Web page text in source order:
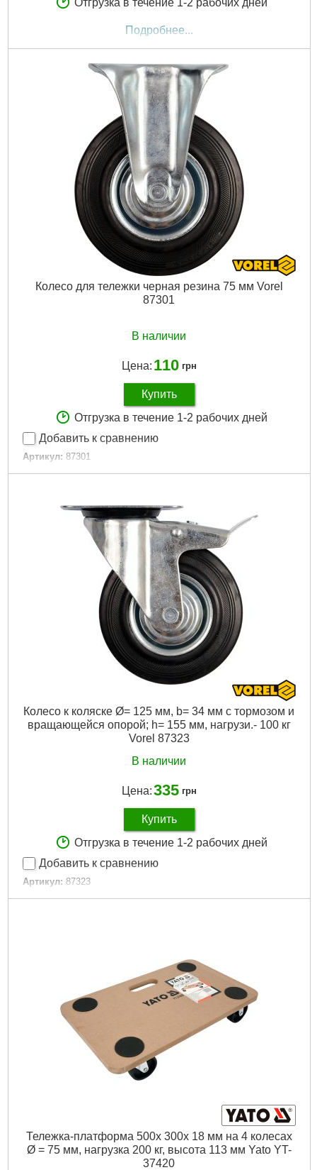
Отгрузка в течение 1-2 рабочих дней
Подробнее...
Колесо для тележки черная резина 75 мм Vorel
87301
В наличии
Цена: 110 грн
Купить
Отгрузка в течение 1-2 рабочих дней
Добавить к сравнению
Артикул: 87301
Код товара: 16.14.96
Диаметр: 75 мм
97 мм
Габариты упаковки:
95x80x70 мм
Подробнее...
Колесо к коляске Ø= 125 мм, b= 34 мм с тормозом и
вращающейся опорой; h= 155 мм, нагрузи.- 100 кг
Vorel 87323
В наличии
Цена:335 грн
Купить
Отгрузка в течение 1-2 рабочих дней
Добавить к сравнению
Артикул: 87323
Код товара: 20.80.24
125 мм
155 мм
34 мм
Габариты упаковки:
150x100x80 мм
1,000 г
Подробнее...
Тележка-платформа 500х 300х 18 мм на 4 колесах
Ø = 75 мм, нагрузка 200 кг, высота 113 мм Yato YT-
37420